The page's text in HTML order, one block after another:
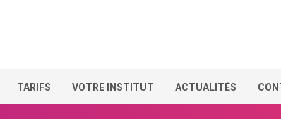
TARIFS VOTRE INSTITUT ACTUALITÉS